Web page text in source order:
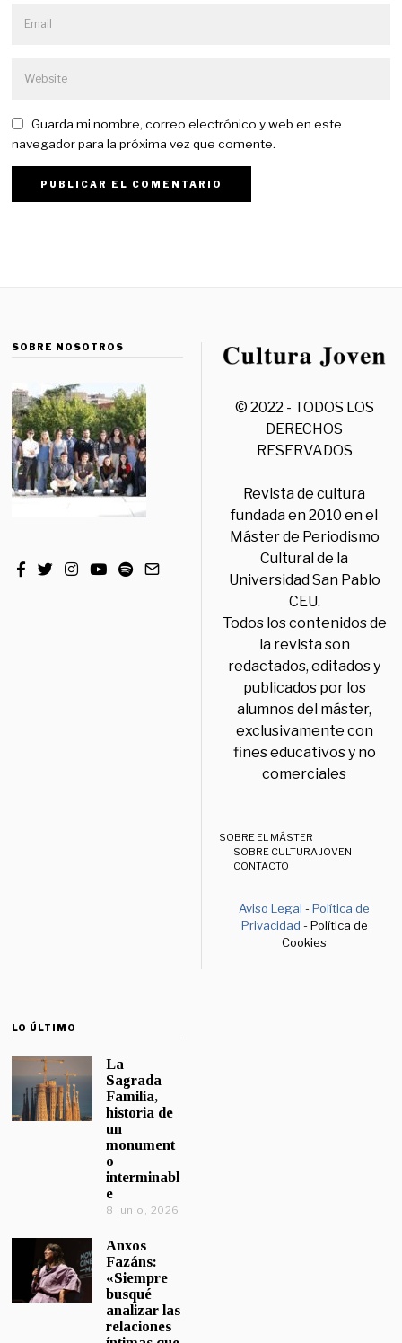
Guarda mi nombre, correo electrónico y web en este
navegador para la próxima vez que comente.
SOBRE NOSOTROS
© 2022 - TODOS LOS
DERECHOS
RESERVADOS
Revista de cultura
fundada en 2010 en el
Máster de Periodismo
Cultural de la
Universidad San Pablo
CEU.
Todos los contenidos de
la revista son
redactados, editados y
publicados por los
alumnos del máster,
exclusivamente con
fines educativos y no
comerciales
SOBRE EL MÁSTER
SOBRE CULTURA JOVEN
CONTACTO
Aviso Legal -Política de
Privacidad - Política de
Cookies
LO ÚLTIMO
La
Sagrada
Familia,
historia de
un
monument
o
interminabl
e
8 junio, 2026
Anxos
Fazáns:
«Siempre
busqué
analizar las
relaciones